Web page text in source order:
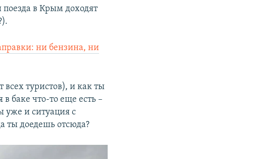
в Крым доходят
ни бензина, ни
всех туристов), и как ты
баке что-то еще есть –
уже и ситуация с
ты доедешь отсюда?